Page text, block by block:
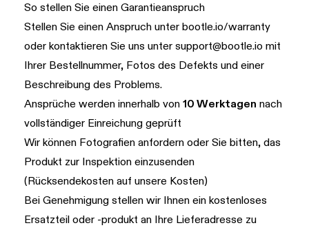
So stellen Sie einen Garantieanspruch
Stellen Sie einen Anspruch unterbootle.io/warranty
oder kontaktieren Sie uns untersupport@bootle.io mit
Ihrer Bestellnummer, Fotos des Defekts und einer
Beschreibung des Problems.
Ansprüche werden innerhalb von10 Werktagen nach
vollständiger Einreichung geprüft
Wir können Fotografien anfordern oder Sie bitten, das
Produkt zur Inspektion einzusenden
(Rücksendekosten auf unsere Kosten)
Bei Genehmigung stellen wir Ihnen ein kostenloses
Ersatzteil oder -produkt an Ihre Lieferadresse zu